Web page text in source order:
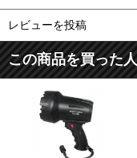
レビューを投稿
この商品を買った